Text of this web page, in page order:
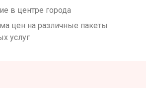
в центре города
цен на различные пакеты
услуг